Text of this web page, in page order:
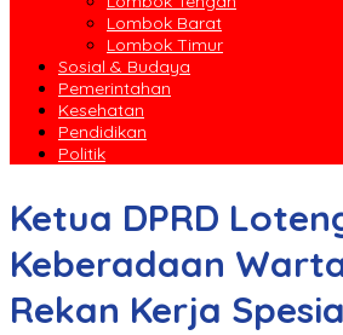
Lombok Barat
Lombok Timur
Sosial & Budaya
Pemerintahan
Kesehatan
Pendidikan
Politik
Ketua DPRD
Keberadaan
Rekan Kerja